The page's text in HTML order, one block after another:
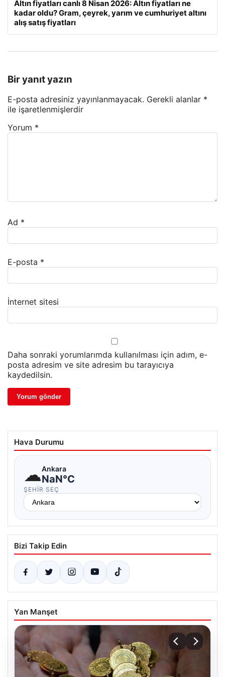
Altın fiyatları canlı 8 Nisan 2026: Altın fiyatları ne
kadar oldu? Gram, çeyrek, yarım ve cumhuriyet altını
alış satış fiyatları
Bir yanıt yazın
E-posta adresiniz yayınlanmayacak. Gerekli alanlar *
ile işaretlenmişlerdir
Yorum *
Ad *
E-posta *
İnternet sitesi
Daha sonraki yorumlarımda kullanılması için adım, e-
posta adresim ve site adresim bu tarayıcıya
kaydedilsin.
Hava Durumu
☁Ankara
NaN°C
ŞEHIR SEÇ
Bizi Takip Edin
Yan Manşet